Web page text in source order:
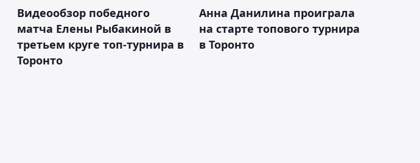
Видеообзор победного
матча Елены Рыбакиной в
третьем круге топ-турнира в
Торонто
Анна Данилина проиграла
на старте топового турнира
в Торонто